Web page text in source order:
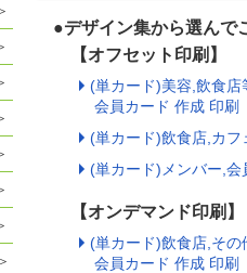
●デザイン集から選ん
【オフセット印刷】
(単カード)美容,飲食店
会員カード 作成 印刷
(単カード)飲食店,カ
(単カード)メンバー,会
【オンデマンド印刷】
(単カード)飲食店,その
会員カード 作成 印刷